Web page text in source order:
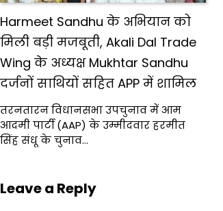
Harmeet Sandhu के अभियान को
मिली बड़ी मजबूती, Akali Dal Trade
Wing के अध्यक्ष Mukhtar Sandhu
दर्जनों साथियों सहित APP में शामिल
तरनतारन विधानसभा उपचुनाव में आम
आदमी पार्टी (AAP) के उम्मीदवार हरमीत
सिंह संधू के चुनाव…
Leave a Reply